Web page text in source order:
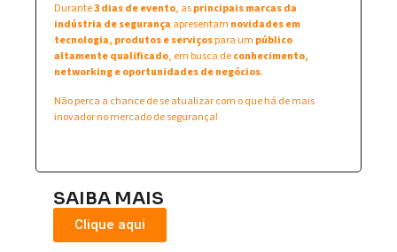
Durante3 dias de evento, asprincipais marcas da
indústria de segurança apresentam novidades em
tecnologia, produtos e serviçospara um público
altamente qualificado, em busca deconhecimento,
networking e oportunidades de negócios.
Não perca a chance de se atualizar com o que há de mais
inovador no mercado de segurança!
SAIBA MAIS
Clique aqui